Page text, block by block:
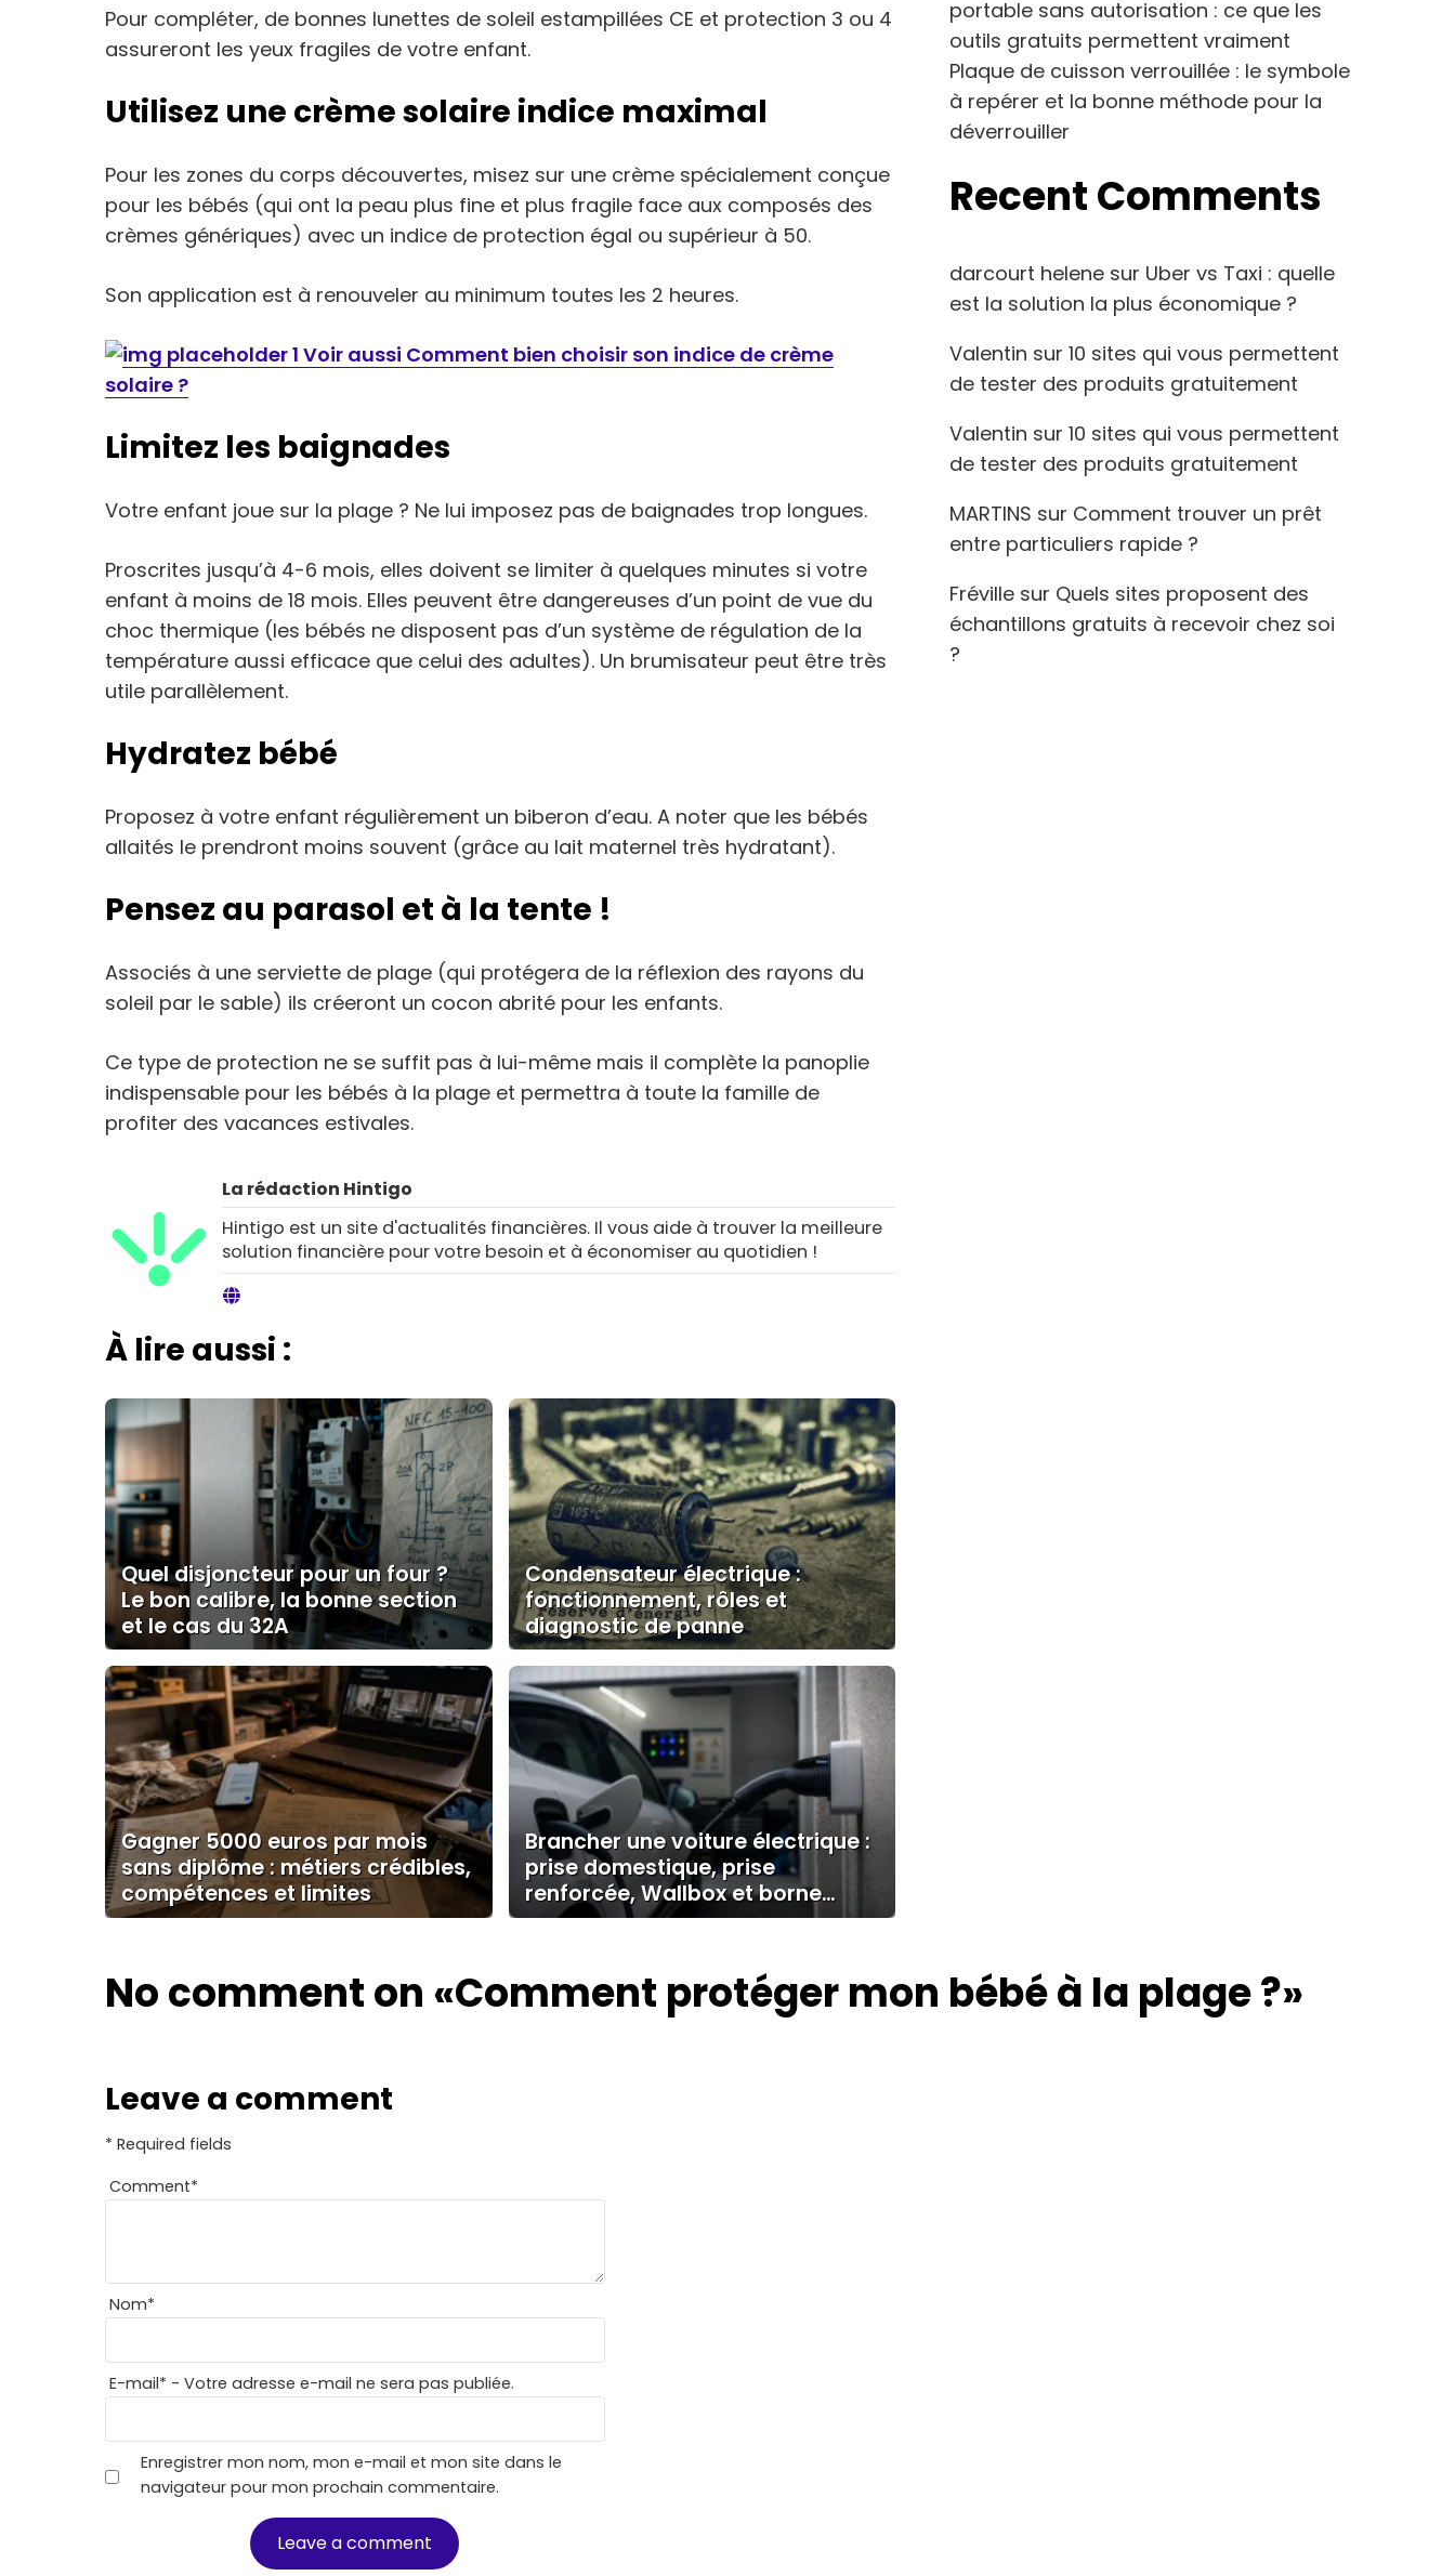
Pour compléter, de bonnes lunettes de soleil estampillées CE et protection 3 ou 4
assureront les yeux fragiles de votre enfant.
Utilisez une crème solaire indice maximal
Pour les zones du corps découvertes, misez sur une crème spécialement conçue
pour les bébés (qui ont la peau plus fine et plus fragile face aux composés des
crèmes génériques) avec un indice de protection égal ou supérieur à 50.
Son application est à renouveler au minimum toutes les 2 heures.
Voir aussi Comment bien choisir son indice de crème
solaire ?
Limitez les baignades
Votre enfant joue sur la plage ? Ne lui imposez pas de baignades trop longues.
Proscrites jusqu’à 4-6 mois, elles doivent se limiter à quelques minutes si votre
enfant à moins de 18 mois. Elles peuvent être dangereuses d’un point de vue du
choc thermique (les bébés ne disposent pas d’un système de régulation de la
température aussi efficace que celui des adultes). Un brumisateur peut être très
utile parallèlement.
Hydratez bébé
Proposez à votre enfant régulièrement un biberon d’eau. A noter que les bébés
allaités le prendront moins souvent (grâce au lait maternel très hydratant).
Pensez au parasol et à la tente !
Associés à une serviette de plage (qui protégera de la réflexion des rayons du
soleil par le sable) ils créeront un cocon abrité pour les enfants.
Ce type de protection ne se suffit pas à lui-même mais il complète la panoplie
indispensable pour les bébés à la plage et permettra à toute la famille de
profiter des vacances estivales.
La rédaction Hintigo
Hintigo est un site d'actualités financières. Il vous aide à trouver la meilleure
solution financière pour votre besoin et à économiser au quotidien !
À lire aussi :
Quel disjoncteur pour un four ?
Le bon calibre, la bonne section
et le cas du 32A
Condensateur électrique :
fonctionnement, rôles et
diagnostic de panne
Gagner 5000 euros par mois
sans diplôme : métiers crédibles,
compétences et limites
Brancher une voiture électrique :
prise domestique, prise
renforcée, Wallbox et borne
publique
portable sans autorisation : ce que les
outils gratuits permettent vraiment
Plaque de cuisson verrouillée : le symbole
à repérer et la bonne méthode pour la
déverrouiller
Recent Comments
darcourt helene sur Uber vs Taxi : quelle
est la solution la plus économique ?
Valentin sur 10 sites qui vous permettent
de tester des produits gratuitement
Valentin sur 10 sites qui vous permettent
de tester des produits gratuitement
MARTINS sur Comment trouver un prêt
entre particuliers rapide ?
Fréville sur Quels sites proposent des
échantillons gratuits à recevoir chez soi
?
No comment on «Comment protéger mon bébé à la plage ?»
Leave a comment
* Required fields
Comment*
Nom*
E-mail* - Votre adresse e-mail ne sera pas publiée.
Enregistrer mon nom, mon e-mail et mon site dans le
navigateur pour mon prochain commentaire.